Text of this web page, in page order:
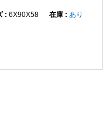
6X90X58
あり